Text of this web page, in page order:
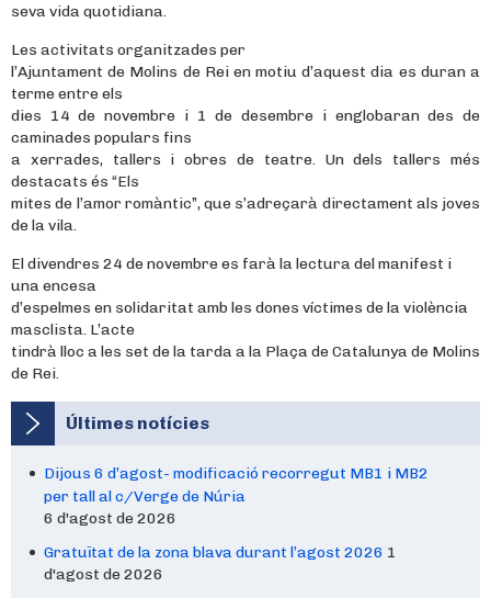
seva vida quotidiana.
Les activitats organitzades per
l’Ajuntament de Molins de Rei en motiu d’aquest dia es duran a
terme entre els
dies 14 de novembre i 1 de desembre i englobaran des de
caminades populars fins
a xerrades, tallers i obres de teatre. Un dels tallers més
destacats és “Els
mites de l’amor romàntic”, que s’adreçarà directament als joves
de la vila.
El divendres 24 de novembre es farà la lectura del manifest i
una encesa
d’espelmes en solidaritat amb les dones víctimes de la violència
masclista. L’acte
tindrà lloc a les set de la tarda a la Plaça de Catalunya de Molins
de Rei.
Últimes notícies
Dijous 6 d’agost- modificació recorregut MB1 i MB2
per tall al c/Verge de Núria
6 d'agost de 2026
Gratuïtat de la zona blava durant l’agost 2026 1
d'agost de 2026